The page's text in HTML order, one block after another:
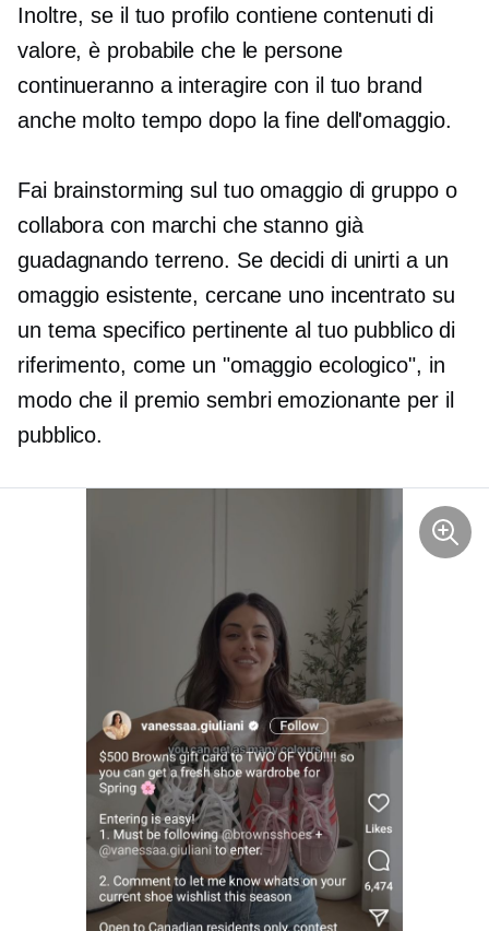
Inoltre, se il tuo profilo contiene contenuti di
valore, è probabile che le persone
continueranno a interagire con il tuo brand
anche molto tempo dopo la fine dell'omaggio.
Fai brainstorming sul tuo omaggio di gruppo o
collabora con marchi che stanno già
guadagnando terreno. Se decidi di unirti a un
omaggio esistente, cercane uno incentrato su
un tema specifico pertinente al tuo pubblico di
riferimento, come un "omaggio ecologico", in
modo che il premio sembri emozionante per il
pubblico.